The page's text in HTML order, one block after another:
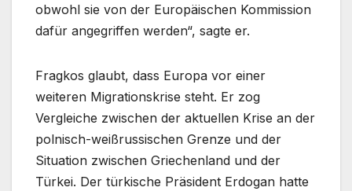
obwohl sie von der Europäischen Kommission
dafür angegriffen werden“, sagte er.
Fragkos glaubt, dass Europa vor einer
weiteren Migrationskrise steht. Er zog
Vergleiche zwischen der aktuellen Krise an der
polnisch-weißrussischen Grenze und der
Situation zwischen Griechenland und der
Türkei. Der türkische Präsident Erdogan hatte